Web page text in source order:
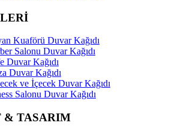
Kuaförü Duvar Kağıdı
Salonu Duvar Kağıdı
Duvar Kağıdı
Duvar Kağıdı
ve İçecek Duvar Kağıdı
Salonu Duvar Kağıdı
& TASARIM